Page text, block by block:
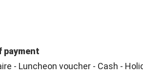
payment
- Luncheon voucher - Cash -